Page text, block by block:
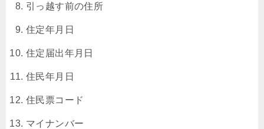
引っ越す前の住所
住定年月日
住定届出年月日
住民年月日
住民票コード
マイナンバー